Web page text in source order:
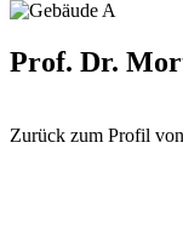
Prof. Dr.
Zurück zum Profil